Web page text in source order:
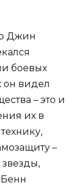
Джин
боевых
он видел
– это и
их в
–